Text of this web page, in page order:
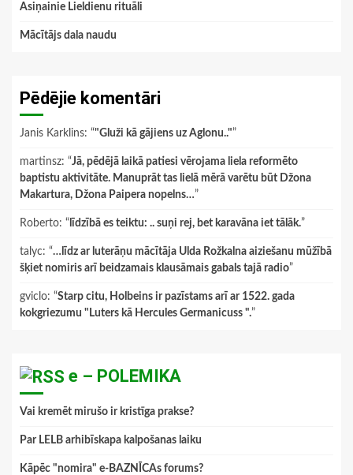
Asiņainie Lieldienu rituāli
Mācītājs dala naudu
Pēdējie komentāri
Janis Karklins: “"Gluži kā gājiens uz Aglonu.."”
martinsz: “Jā, pēdējā laikā patiesi vērojama liela reformēto
baptistu aktivitāte. Manuprāt tas lielā mērā varētu būt Džona
Makartura, Džona Paipera nopelns…”
Roberto: “ līdzībā es teiktu: .. suņi rej, bet karavāna iet tālāk.”
talyc: “…līdz ar luterāņu mācītāja Ulda Rožkalna aiziešanu mūžībā
šķiet nomiris arī beidzamais klausāmais gabals tajā radio”
gviclo: “Starp citu, Holbeins ir pazīstams arī ar 1522. gada
kokgriezumu "Luters kā Hercules Germanicuss ".”
e – POLEMIKA
Vai kremēt mirušo ir kristīga prakse?
Par LELB arhibīskapa kalpošanas laiku
Kāpēc "nomira" e-BAZNĪCAs forums?